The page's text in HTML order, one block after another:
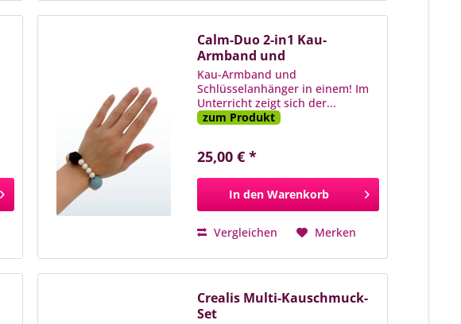
Calm-Duo 2-in1 Kau-
Armband und
Schlüsselanhänger
Kau-Armband und
Schlüsselanhänger in einem! Im
Unterricht zeigt sich der...
zum Produkt
25,00 € *
In den Warenkorb
Vergleichen Merken
Crealis Multi-Kauschmuck-
Set